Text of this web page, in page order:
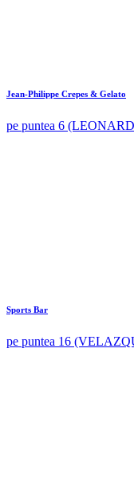
Jean-Philippe Crepes & Gelato
pe puntea 6
Sports Bar
pe puntea 16